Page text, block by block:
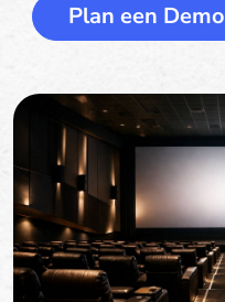
Plan een Demo